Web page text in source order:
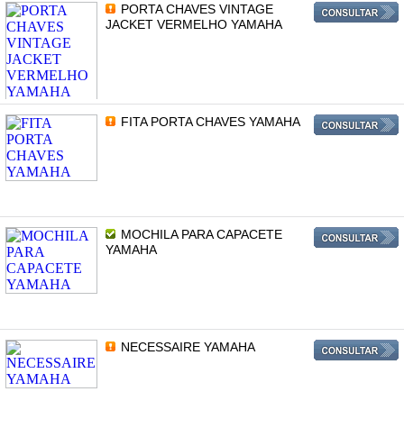
PORTA CHAVES VINTAGE
JACKET VERMELHO YAMAHA
FITA PORTA CHAVES YAMAHA
MOCHILA PARA CAPACETE
YAMAHA
NECESSAIRE YAMAHA